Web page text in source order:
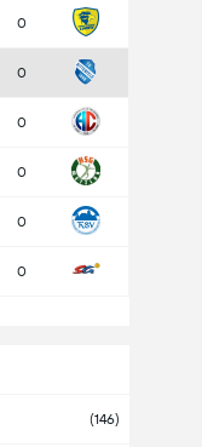
0
0
0
0
0
0
(146)